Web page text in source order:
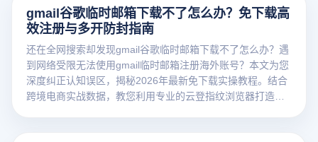
gmail谷歌临时邮箱下载不了怎么办？免下载高
效注册与多开防封指南
还在全网搜索却发现gmail谷歌临时邮箱下载不了怎么办？遇
到网络受限无法使用gmail临时邮箱注册海外账号？本文为您
深度纠正认知误区，揭秘2026年最新免下载实操教程。结合
跨境电商实战数据，教您利用专业的云登指纹浏览器打造纯